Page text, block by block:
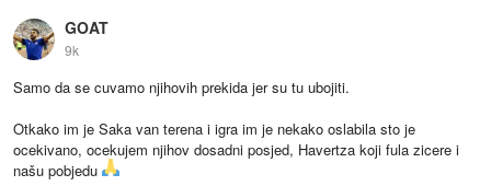
GOAT
9k
Samo da se cuvamo njihovih prekida jer su tu ubojiti.
Otkako im je Saka van terena i igra im je nekako oslabila sto je
ocekivano, ocekujem njihov dosadni posjed, Havertza koji fula zicere i
našu pobjedu